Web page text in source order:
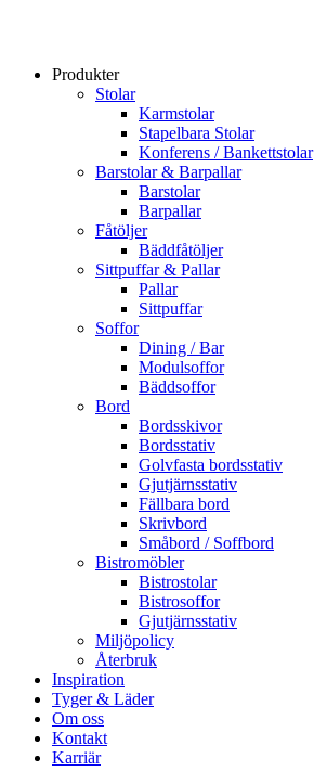
Produkter
Stolar
Karmstolar
Stapelbara Stolar
Konferens / Bankettstolar
Barstolar & Barpallar
Barstolar
Barpallar
Fåtöljer
Bäddfåtöljer
Sittpuffar & Pallar
Pallar
Sittpuffar
Soffor
Dining / Bar
Modulsoffor
Bäddsoffor
Bord
Bordsskivor
Bordsstativ
Golvfasta bordsstativ
Gjutjärnsstativ
Fällbara bord
Skrivbord
Småbord / Soffbord
Bistromöbler
Bistrostolar
Bistrosoffor
Gjutjärnsstativ
Miljöpolicy
Återbruk
Inspiration
Tyger & Läder
Om oss
Kontakt
Karriär